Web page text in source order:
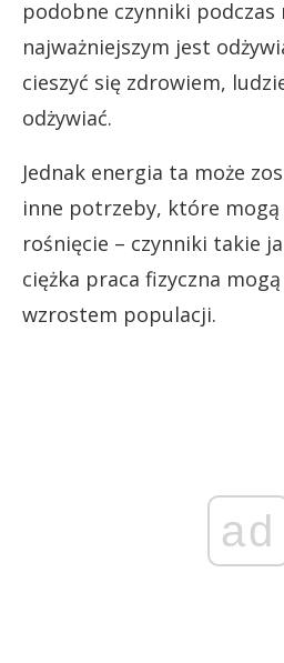
podobne czynniki
najważniejszym jest
cieszyć się zdrowiem,
odżywiać.
Jednak energia ta może
inne potrzeby, które
rośnięcie – czynniki takie
ciężka praca fizyczna
wzrostem populacji.
ad